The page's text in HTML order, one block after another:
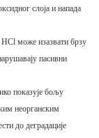
слоја и напада
може изазвати брзу
пасивни
показује бољу
неорганским
до деградације